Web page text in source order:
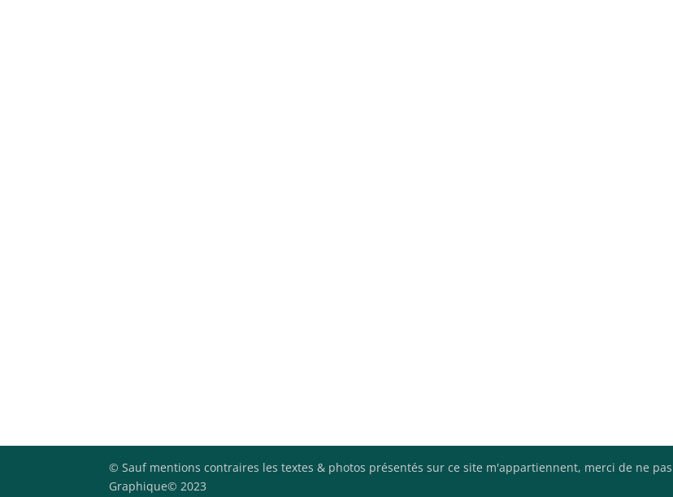
© Sauf mentions contraires les textes & photos présentés sur ce site m'appartiennent, merci de ne
Graphique© 2023